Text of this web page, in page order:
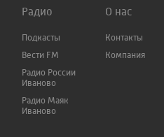
Радио
Подкасты
Вести FM
Радио России
Иваново
Радио Маяк
Иваново
О нас
Контакты
Компания